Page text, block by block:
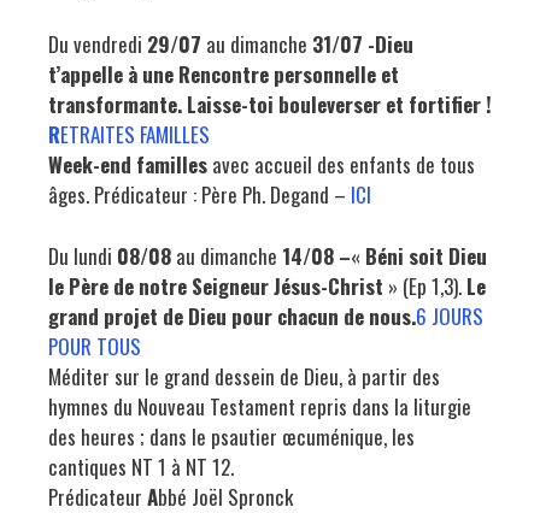
Du vendredi 29/07 au dimanche 31/07 -Dieu
t’appelle à une Rencontre personnelle et
transformante. Laisse-toi bouleverser et fortifier !
RETRAITES FAMILLES
Week-end familles avec accueil des enfants de tous
âges. Prédicateur : Père Ph. Degand – ICI
Du lundi 08/08 au dimanche 14/08 –« Béni soit Dieu
le Père de notre Seigneur Jésus-Christ » (Ep 1,3). Le
grand projet de Dieu pour chacun de nous.6 JOURS
POUR TOUS
Méditer sur le grand dessein de Dieu, à partir des
hymnes du Nouveau Testament repris dans la liturgie
des heures ; dans le psautier œcuménique, les
cantiques NT 1 à NT 12.
Prédicateur Abbé Joël Spronck